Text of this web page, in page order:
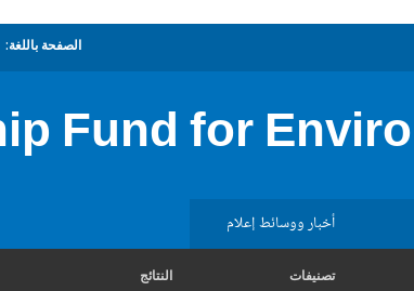
الصفحة باللغة:
Fund for
أخبار ووسائط إعلام
تصنيفات النتائج